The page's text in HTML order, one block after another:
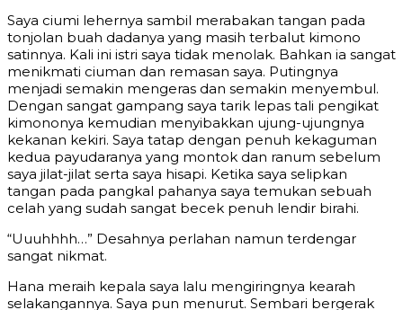
Saya ciumi lehernya sambil merabakan tangan pada
tonjolan buah dadanya yang masih terbalut kimono
satinnya. Kali ini istri saya tidak menolak. Bahkan ia sangat
menikmati ciuman dan remasan saya. Putingnya
menjadi semakin mengeras dan semakin menyembul.
Dengan sangat gampang saya tarik lepas tali pengikat
kimononya kemudian menyibakkan ujung-ujungnya
kekanan kekiri. Saya tatap dengan penuh kekaguman
kedua payudaranya yang montok dan ranum sebelum
saya jilat-jilat serta saya hisapi. Ketika saya selipkan
tangan pada pangkal pahanya saya temukan sebuah
celah yang sudah sangat becek penuh lendir birahi.
“Uuuhhhh…” Desahnya perlahan namun terdengar
sangat nikmat.
Hana meraih kepala saya lalu mengiringnya kearah
selakangannya. Saya pun menurut. Sembari bergerak